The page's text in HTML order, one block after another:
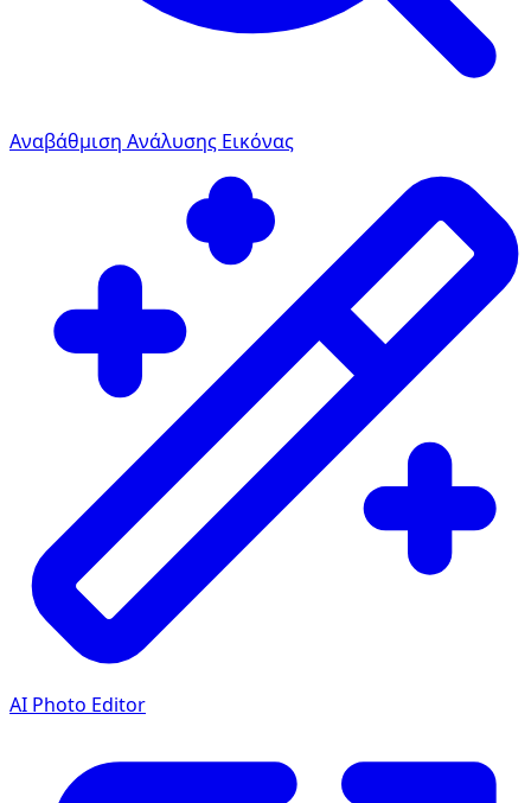
Αναβάθμιση Ανάλυσης Εικόνας
AI Photo Editor